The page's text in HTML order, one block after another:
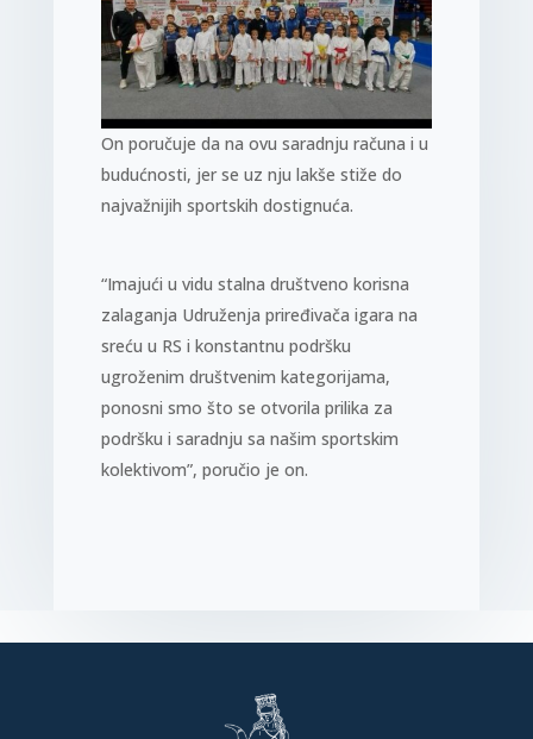
On poručuje da na ovu saradnju računa i u
budućnosti, jer se uz nju lakše stiže do
najvažnijih sportskih dostignuća.
“Imajući u vidu stalna društveno korisna
zalaganja Udruženja priređivača igara na
sreću u RS i konstantnu podršku
ugroženim društvenim kategorijama,
ponosni smo što se otvorila prilika za
podršku i saradnju sa našim sportskim
kolektivom”, poručio je on.